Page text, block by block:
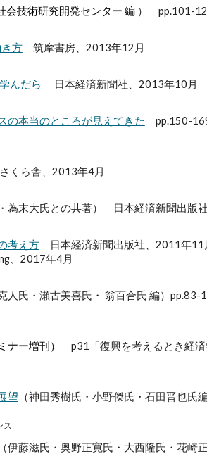
会技術研究開発センター 編 ） pp.101-
方筑摩書房、2013年12月
んだら 日本経済新聞社、2013年10月
の本当のところが見えてきた pp.150-
くら舎、2013年4月
為末大氏との共著） 日本経済新聞出版
考え方日本経済新聞出版社、2011年11
、2017年4月
人氏・瀬古美喜氏・ 翁百合氏 編）
ナー増刊）
p31「復興を考えるとき経
望 （神田秀樹氏・小野傑氏・石田晋也
ス
伊藤滋氏・奥野正寛氏・大西隆氏・花